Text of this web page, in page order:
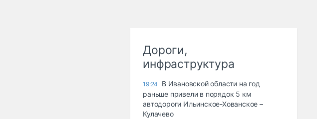
Дороги,
инфраструктура
19:24
В Ивановской области на год
раньше привели в порядок 5 км
автодороги Ильинское-Хованское –
Кулачево